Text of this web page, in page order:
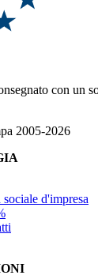
con un
2005-2026
d'impresa